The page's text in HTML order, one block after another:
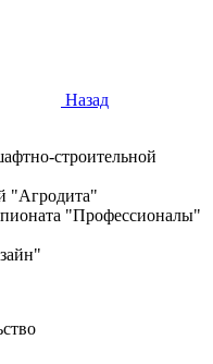
Назад
строительной
"Агродита"
"Профессионалы"